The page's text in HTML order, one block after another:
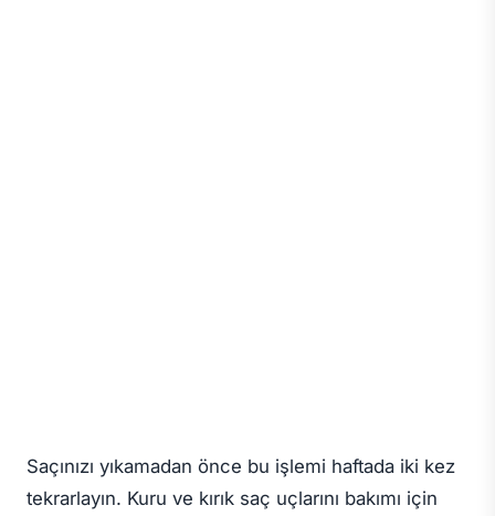
Saçınızı yıkamadan önce bu işlemi haftada iki kez
tekrarlayın. Kuru ve kırık saç uçlarını bakımı için